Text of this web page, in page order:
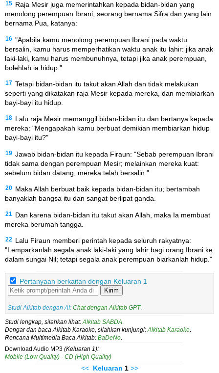
15 Raja Mesir juga memerintahkan kepada bidan-bidan yang
menolong perempuan Ibrani, seorang bernama Sifra dan yang lain
bernama Pua, katanya:
16 "Apabila kamu menolong perempuan Ibrani pada waktu
bersalin, kamu harus memperhatikan waktu anak itu lahir: jika anak
laki-laki, kamu harus membunuhnya, tetapi jika anak perempuan,
bolehlah ia hidup."
17 Tetapi bidan-bidan itu takut akan Allah dan tidak melakukan
seperti yang dikatakan raja Mesir kepada mereka, dan membiarkan
bayi-bayi itu hidup.
18 Lalu raja Mesir memanggil bidan-bidan itu dan bertanya kepada
mereka: "Mengapakah kamu berbuat demikian membiarkan hidup
bayi-bayi itu?"
19 Jawab bidan-bidan itu kepada Firaun: "Sebab perempuan Ibrani
tidak sama dengan perempuan Mesir; melainkan mereka kuat:
sebelum bidan datang, mereka telah bersalin."
20 Maka Allah berbuat baik kepada bidan-bidan itu; bertambah
banyaklah bangsa itu dan sangat berlipat ganda.
21
Dan karena bidan-bidan itu takut akan Allah, maka Ia membuat
mereka berumah tangga.
22
Lalu Firaun memberi perintah kepada seluruh rakyatnya:
"Lemparkanlah segala anak laki-laki yang lahir bagi orang Ibrani ke
dalam sungai Nil; tetapi segala anak perempuan biarkanlah hidup."
Pertanyaan berkaitan dengan Keluaran 1
Kirim
Studi Alkitab dengan AI: Chat dengan Alkitab GPT .
Studi lengkap, silahkan lihat:Alkitab SABDA.
Dengar dan baca Alkitab Karaoke, silahkan kunjungi:Alkitab Karaoke.
Rencana Multimedia Baca Alkitab: BaDeNo.
Download Audio MP3 (Keluaran 1):
Mobile (Low Quality) - CD (High Quality)
<< Keluaran 1 >>